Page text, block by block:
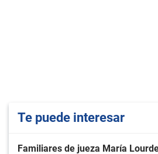
Te puede interesar
Familiares de jueza María